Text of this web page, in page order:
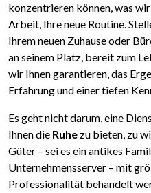
konzentrieren können, was
Arbeit, Ihre neue Routine.
Ihrem neuen Zuhause oder
an seinem Platz, bereit zum
wir Ihnen garantieren, das
Erfahrung und einer tiefen
Es geht nicht darum, eine
Ihnen die Ruhe zu bieten, zu
Güter – sei es ein antikes
Unternehmensserver – mit
Professionalität behandelt